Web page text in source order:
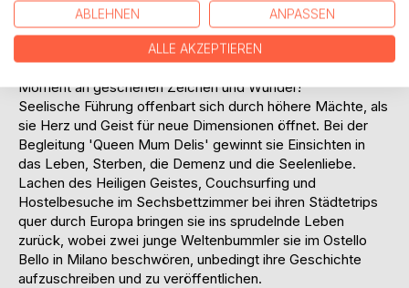
überraschend, online, auf den Heiler Braco stößt, spürt sie,
dass sein magischer Blick hilft, wo Menschen und Medizin
versagen. Sie vertieft sich in seine Biografie und besucht
ihn in Zagreb zusammen mit Queen Mum Deli. Von diesem
Moment an geschehen Zeichen und Wunder!
Seelische Führung offenbart sich durch höhere Mächte, als
sie Herz und Geist für neue Dimensionen öffnet. Bei der
Begleitung 'Queen Mum Delis' gewinnt sie Einsichten in
das Leben, Sterben, die Demenz und die Seelenliebe.
Lachen des Heiligen Geistes, Couchsurfing und
Hostelbesuche im Sechsbettzimmer bei ihren Städtetrips
quer durch Europa bringen sie ins sprudelnde Leben
zurück, wobei zwei junge Weltenbummler sie im Ostello
Bello in Milano beschwören, unbedingt ihre Geschichte
aufzuschreiben und zu veröffentlichen.
ABLEHNEN ANPASSEN
ALLE AKZEPTIEREN